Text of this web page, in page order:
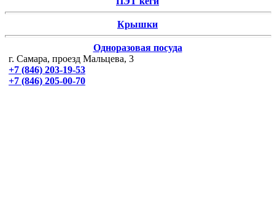
Крышки
Одноразовая посуда
г. Самара, проезд Мальцева, 3
+7 (846) 203-19-53
+7 (846) 205-00-70